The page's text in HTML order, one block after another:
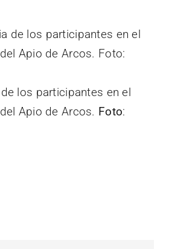
los participantes en el
Apio de Arcos. Foto: